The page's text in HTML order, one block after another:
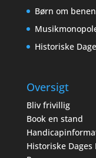
Børn om
Historiske
Oversigt
Bliv frivillig
Book en stand
Historiske Dages